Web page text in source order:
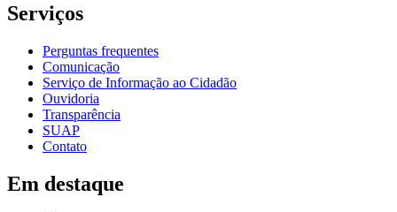
Serviços
Perguntas frequentes
Comunicação
Serviço de Informação ao Cidadão
Ouvidoria
Transparência
SUAP
Contato
Em destaque